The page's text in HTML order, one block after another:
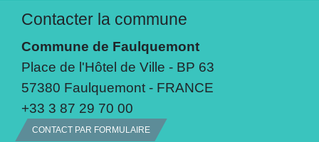
Contacter la commune
Commune de Faulquemont
Place de l'Hôtel de Ville - BP 63
57380 Faulquemont - FRANCE
+33 3 87 29 70 00
CONTACT PAR FORMULAIRE